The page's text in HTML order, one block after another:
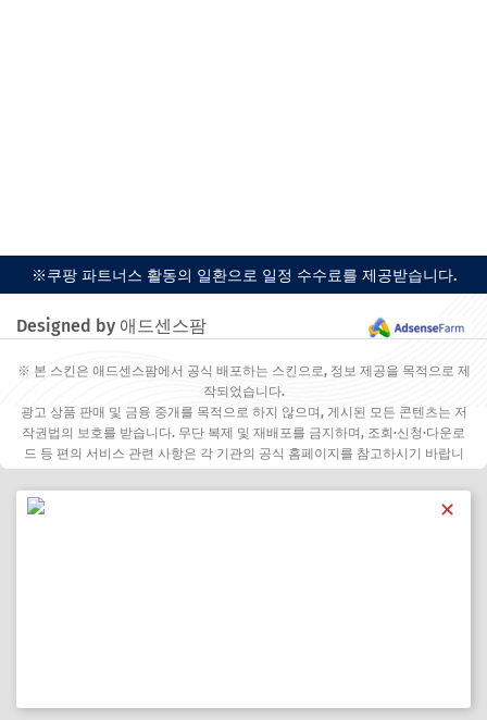
※쿠팡 파트너스 활동의 일환으로 일정 수수료를 제공받습니다.
Designed by 애드센스팜
※ 본 스킨은 애드센스팜에서 공식 배포하는 스킨으로, 정보 제공을 목적으로 제
작되었습니다.
광고 상품 판매 및 금융 중개를 목적으로 하지 않으며, 게시된 모든 콘텐츠는 저
작권법의 보호를 받습니다. 무단 복제 및 재배포를 금지하며, 조회·신청·다운로
드 등 편의 서비스 관련 사항은 각 기관의 공식 홈페이지를 참고하시기 바랍니
✕